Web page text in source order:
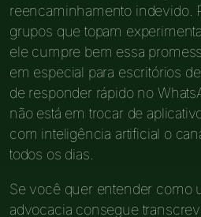
reencaminhamento indevido.
grupos que topam
ele cumpre bem essa
em especial para escritórios
de responder rápido no
não está em trocar de
com inteligência artificial o
todos os dias.
Se você quer entender como
advocacia consegue